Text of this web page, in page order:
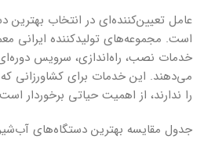
عامل تعیین‌کننده‌ای در انتخاب
است. مجموعه‌های تولیدکننده ایرانی
خدمات نصب، راه‌اندازی، سرویس
را ندارند، از اهمیت حیاتی برخوردار
جدول مقایسه بهترین دستگاه‌های